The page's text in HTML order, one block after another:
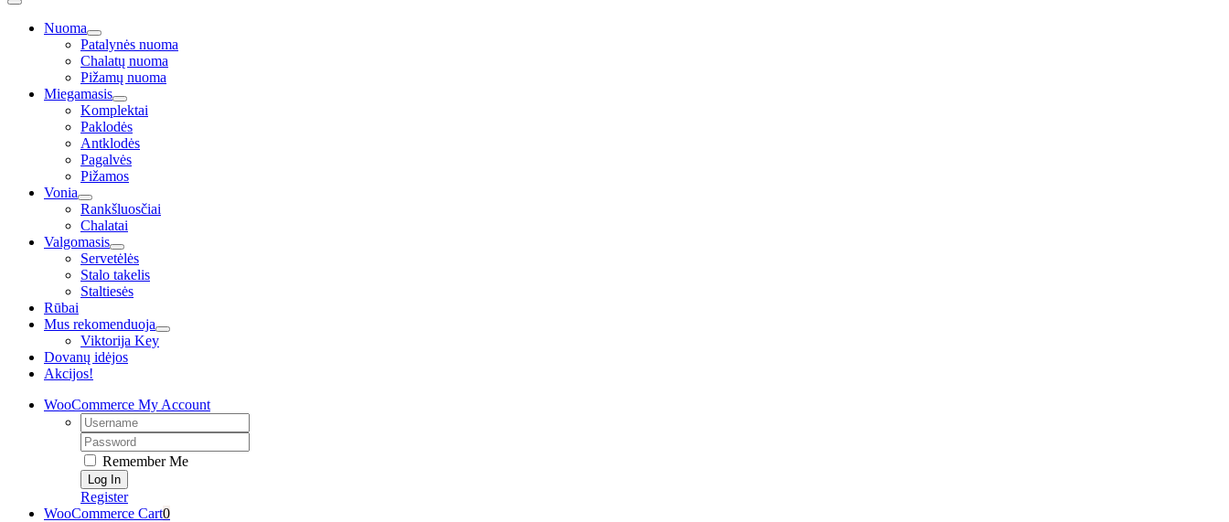
Toggle
NavigationNuoma
Patalynės nuoma
Chalatų nuoma
Pižamų nuoma
Miegamasis
Komplektai
Paklodės
Antklodės
Pagalvės
Pižamos
Vonia
Rankšluosčiai
Chalatai
Valgomasis
Servetėlės
Stalo takelis
Staltiesės
Rūbai
Mus rekomenduoja
Viktorija Key
Dovanų idėjos
Akcijos!
WooCommerce My Account
Username:
Password:
Remember Me
Register
WooCommerce Cart0